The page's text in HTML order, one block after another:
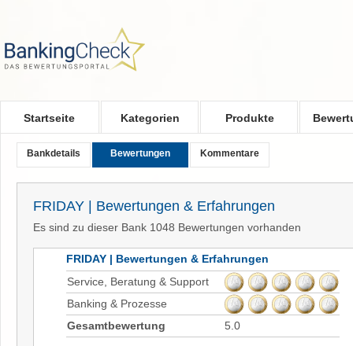
Startseite Kategorien Produkte
Bankdetails Bewertungen Kommentare
FRIDAY | Bewertungen & Erfahrungen
Es sind zu dieser Bank 1048 Bewertungen vorhanden
FRIDAY | Bewertungen & Erfahrungen
Service, Beratung & Support
Banking & Prozesse
Gesamtbewertung
5.0